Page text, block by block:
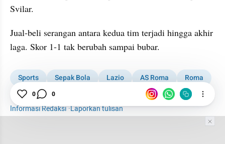
Svilar.
Jual-beli serangan antara kedua tim terjadi hingga akhir
laga. Skor 1-1 tak berubah sampai bubar.
Sports Sepak Bola Lazio AS Roma
Roma
Liga Italia
Informasi Redaksi·Laporkan tulisan
0 0